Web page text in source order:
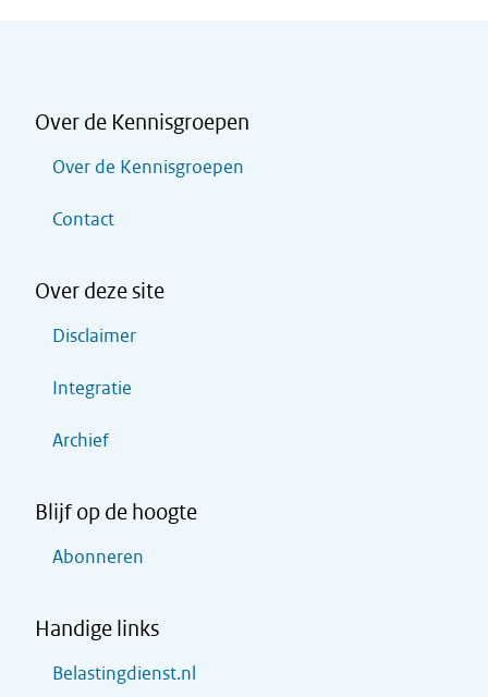
Over de Kennisgroepen
Over de Kennisgroepen
Contact
Over deze site
Disclaimer
Integratie
Archief
Blijf op de hoogte
Abonneren
Handige links
Belastingdienst.nl